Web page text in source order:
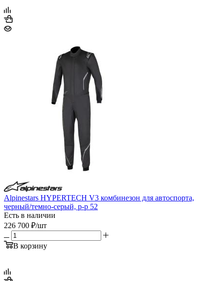
Alpinestars HYPERTECH V3 комбинезон для автоспорта,
черный/темно-серый, р-р 52
Есть в наличии
226 700 ₽/шт
В корзину